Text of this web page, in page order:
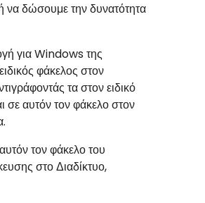
να δώσουμε την δυνατότητα
για Windows της
φάκελος στον
τα στον ειδικό
σε αυτόν τον φάκελο στον
τον φάκελο του
στο Διαδίκτυο,